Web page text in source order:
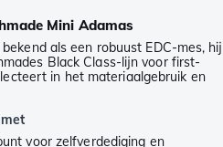
Mini Adamas
als een robuust EDC-mes, hij
Black Class-lijn voor first-
in het materiaalgebruik en
voor zelfverdediging en